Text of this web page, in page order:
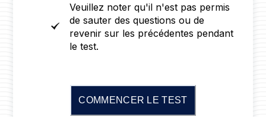
Veuillez noter qu'il n'est pas permis
de sauter des questions ou de
revenir sur les précédentes pendant
le test.
COMMENCER LE TEST